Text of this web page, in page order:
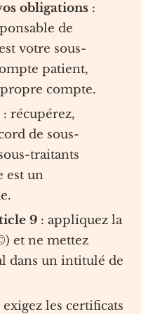
obligations :
de
votre sous-
patient,
compte.
: récupérez,
de sous-
traitants
est un
9 : appliquez la
et ne mettez
dans un intitulé de
exigez les certificats